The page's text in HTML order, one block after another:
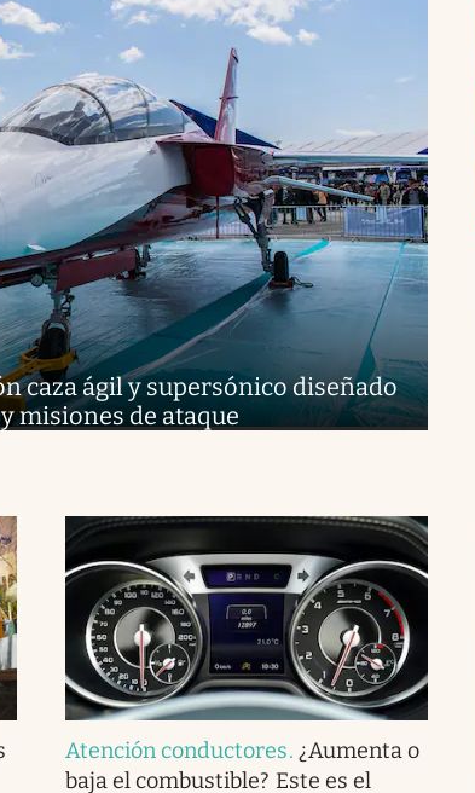
caza ágil y supersónico diseñado
misiones de ataque
Atención conductores. ¿Aumenta o
baja el combustible? Este es el